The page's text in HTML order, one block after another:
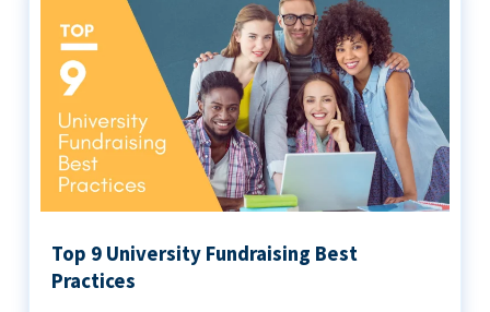
Top 9 University Fundraising Best
Practices